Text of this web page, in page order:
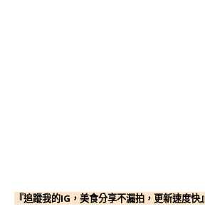
『追蹤我的IG，美食分享不漏拍，更新速度快』